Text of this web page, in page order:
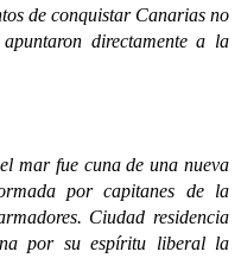
de conquistar Canarias no
directamente a la
mar fue cuna de una nueva
por capitanes de la
Ciudad residencia
por su espíritu liberal la